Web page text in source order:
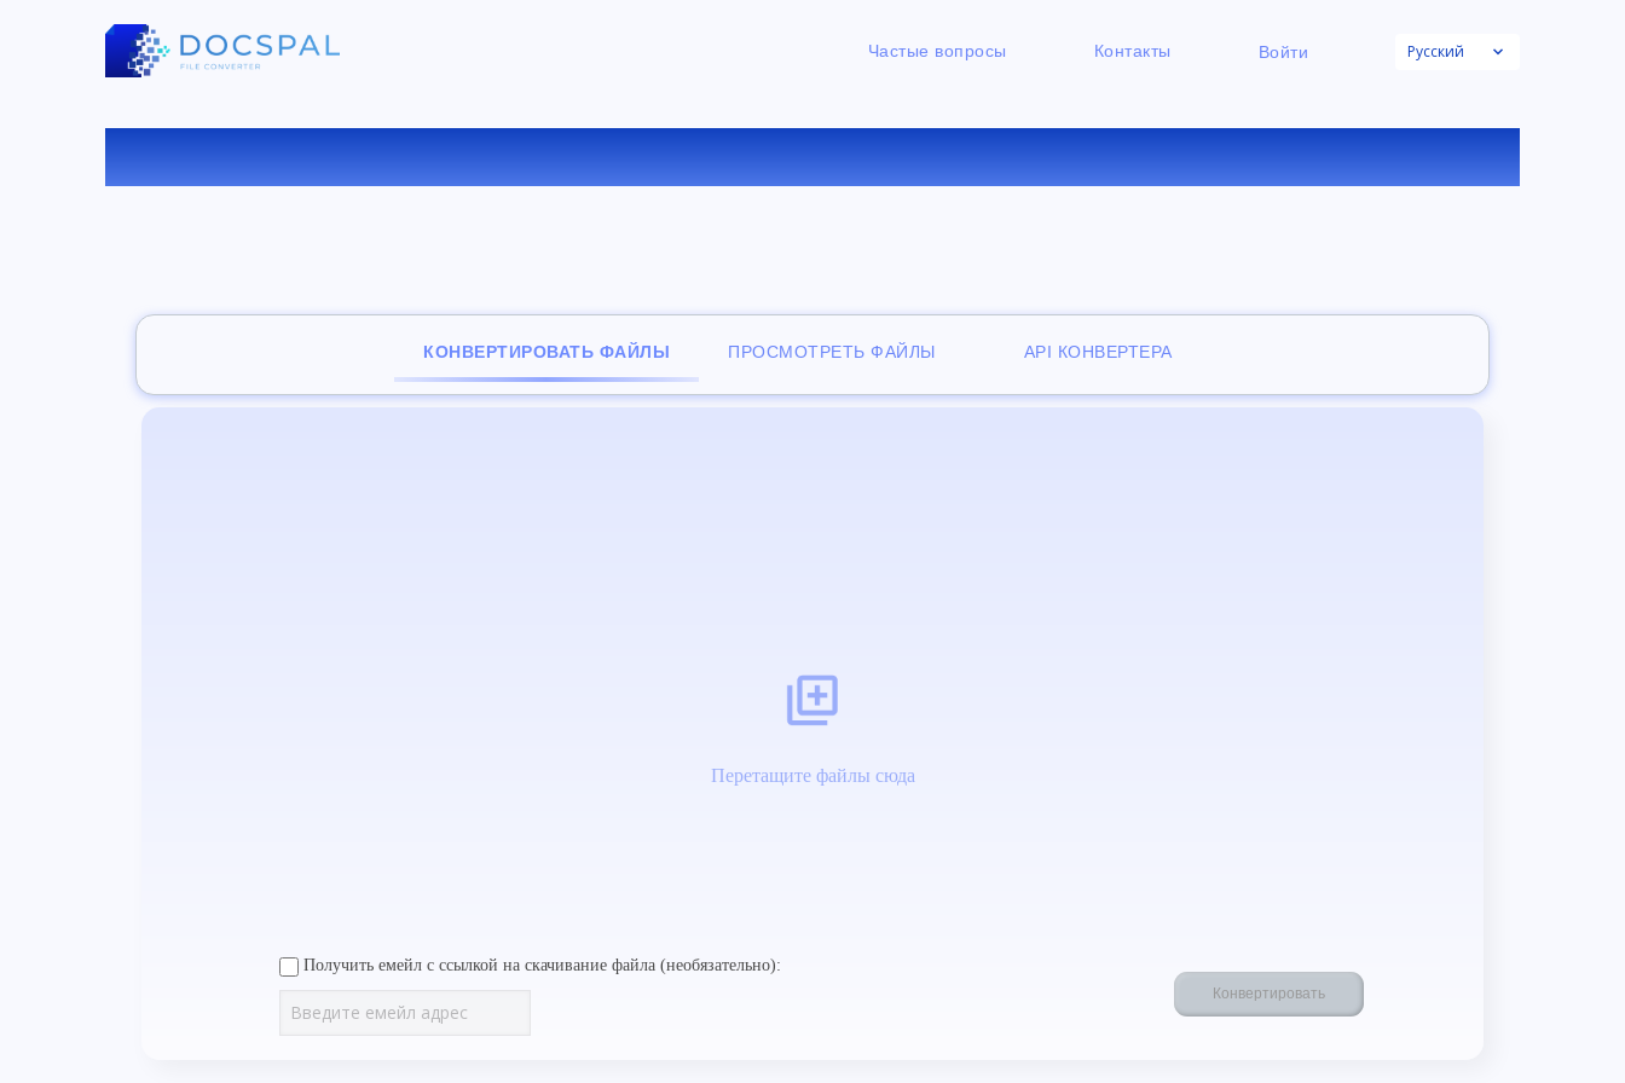
Частые вопросы Контакты Войти Русский
КОНВЕРТИРОВАТЬ ZIP В RAR ОНЛАЙН
КОНВЕРТИРОВАТЬ ФАЙЛЫ ПРОСМОТРЕТЬ ФАЙЛЫ API КОНВЕРТЕРА
Перетащите файлы сюда
Получить емейл с ссылкой на скачивание файла (необязательно):